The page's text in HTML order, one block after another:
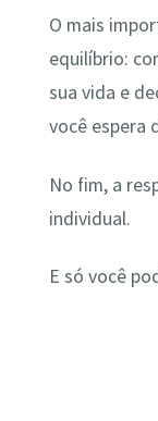
O mais
equilíbrio:
sua vida e
você espera
No fim, a
individual.
E só você